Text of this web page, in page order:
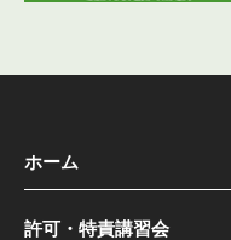
ホーム
許可・特責講習会